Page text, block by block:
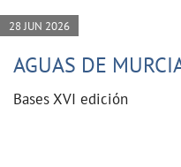
28 JUN 2026
AGUAS DE
Bases XVI edición